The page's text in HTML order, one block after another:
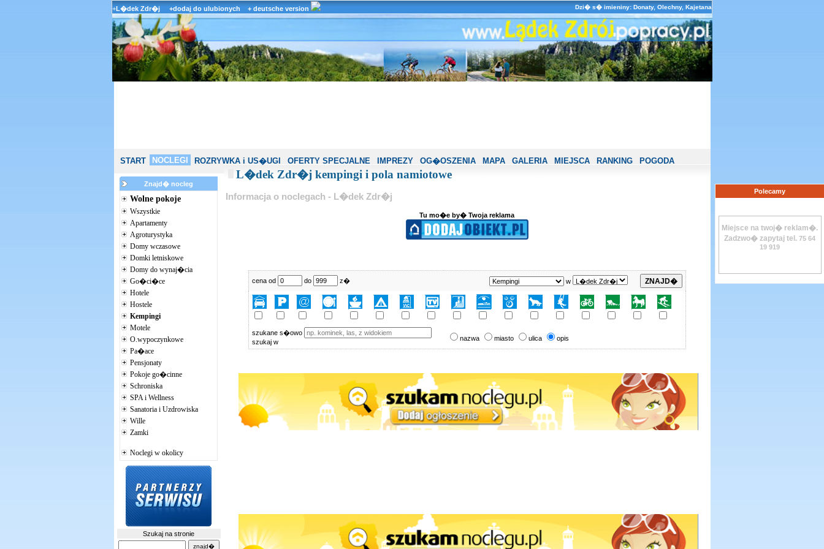
+L�dek Zdr�j +dodaj do ulubionych + deutsche version Dzi� s� imieniny: Donaty, Olechny, Kajetana
START NOCLEGI ROZRYWKA i US�UGI OFERTY SPECJALNE IMPREZY OG�OSZENIA MAPA GALERIA MIEJSCA RANKING POGODA
Znajd� nocleg
Wolne pokoje
Wszystkie
Apartamenty
Agroturystyka
Domy wczasowe
Domki letniskowe
Domy do wynaj�cia
Go�ci�ce
Hotele
Hostele
Kempingi
Motele
O.wypoczynkowe
Pa�ace
Pensjonaty
Pokoje go�cinne
Schroniska
SPA i Wellness
Sanatoria i Uzdrowiska
Wille
Zamki
Noclegi w okolicy
Szukaj na stronie
L�dek Zdr�j kempingi i pola namiotowe
Informacja o noclegach - L�dek Zdr�j
Tu mo�e by� Twoja reklama
cena od do z� w
szukane s�owo
szukaj w
nazwa miasto ulica opis
Polecamy
Miejsce na twoj� reklam�.
Zadzwo� zapytaj tel. 75 64
19 919